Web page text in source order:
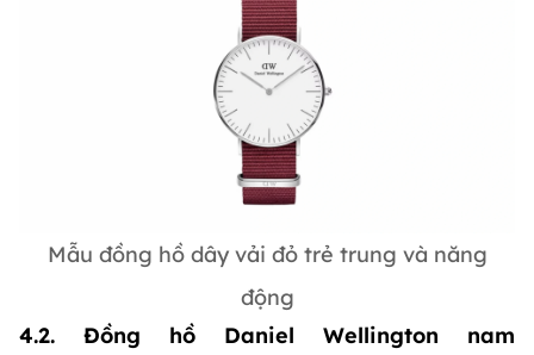
Mẫu đồng hồ dây vải đỏ trẻ trung và năng
động
4.2. Đồng hồ Daniel Wellington nam